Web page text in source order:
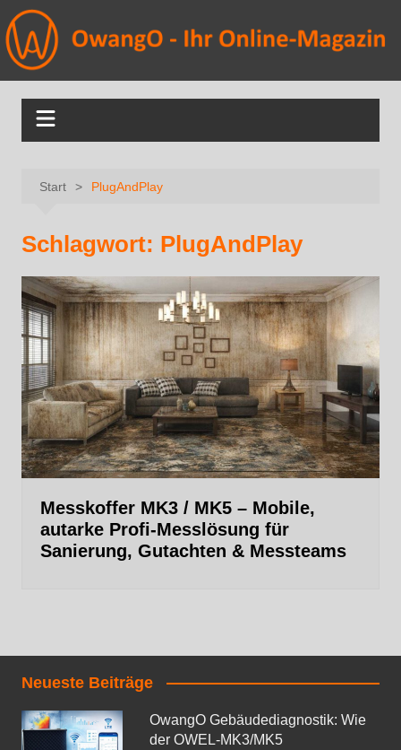
Start PlugAndPlay
Schlagwort: PlugAndPlay
Messkoffer MK3 / MK5 – Mobile,
autarke Profi‑Messlösung für
Sanierung, Gutachten & Messteams
Neueste Beiträge
OwangO Gebäudediagnostik: Wie
der OWEL‑MK3/MK5